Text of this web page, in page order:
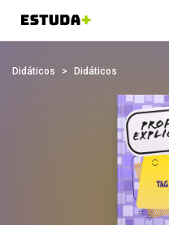
Didáticos Didáticos